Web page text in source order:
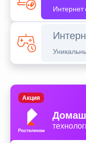
Интернет
Акция